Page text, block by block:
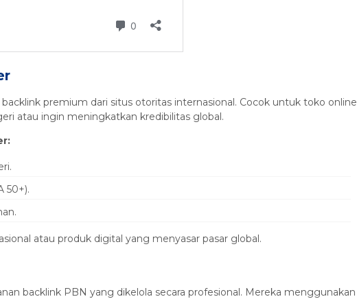
backlink premium dari situs otoritas internasional. Cocok untuk toko online
atau ingin meningkatkan kredibilitas global.
50+).
atau produk digital yang menyasar pasar global.
backlink PBN yang dikelola secara profesional. Mereka menggunakan